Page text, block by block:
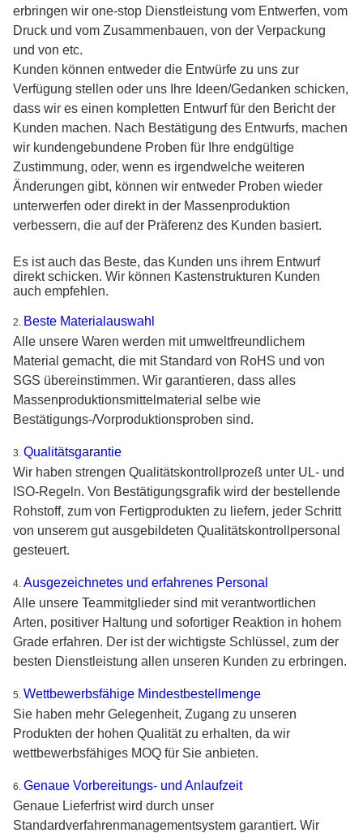
erbringen wir one-stop Dienstleistung vom Entwerfen, vom
Druck und vom Zusammenbauen, von der Verpackung
und von etc.
Kunden können entweder die Entwürfe zu uns zur
Verfügung stellen oder uns Ihre Ideen/Gedanken schicken,
dass wir es einen kompletten Entwurf für den Bericht der
Kunden machen. Nach Bestätigung des Entwurfs, machen
wir kundengebundene Proben für Ihre endgültige
Zustimmung, oder, wenn es irgendwelche weiteren
Änderungen gibt, können wir entweder Proben wieder
unterwerfen oder direkt in der Massenproduktion
verbessern, die auf der Präferenz des Kunden basiert.
Es ist auch das Beste, das Kunden uns ihrem Entwurf
direkt schicken. Wir können Kastenstrukturen Kunden
auch empfehlen.
2. Beste Materialauswahl
Alle unsere Waren werden mit umweltfreundlichem
Material gemacht, die mit Standard von RoHS und von
SGS übereinstimmen. Wir garantieren, dass alles
Massenproduktionsmittelmaterial selbe wie
Bestätigungs-/Vorproduktionsproben sind.
3. Qualitätsgarantie
Wir haben strengen Qualitätskontrollprozeß unter UL- und
ISO-Regeln. Von Bestätigungsgrafik wird der bestellende
Rohstoff, zum von Fertigprodukten zu liefern, jeder Schritt
von unserem gut ausgebildeten Qualitätskontrollpersonal
gesteuert.
4. Ausgezeichnetes und erfahrenes Personal
Alle unsere Teammitglieder sind mit verantwortlichen
Arten, positiver Haltung und sofortiger Reaktion in hohem
Grade erfahren. Der ist der wichtigste Schlüssel, zum der
besten Dienstleistung allen unseren Kunden zu erbringen.
5. Wettbewerbsfähige Mindestbestellmenge
Sie haben mehr Gelegenheit, Zugang zu unseren
Produkten der hohen Qualität zu erhalten, da wir
wettbewerbsfähiges MOQ für Sie anbieten.
6. Genaue Vorbereitungs- und Anlaufzeit
Genaue Lieferfrist wird durch unser
Standardverfahrenmanagementsystem garantiert. Wir